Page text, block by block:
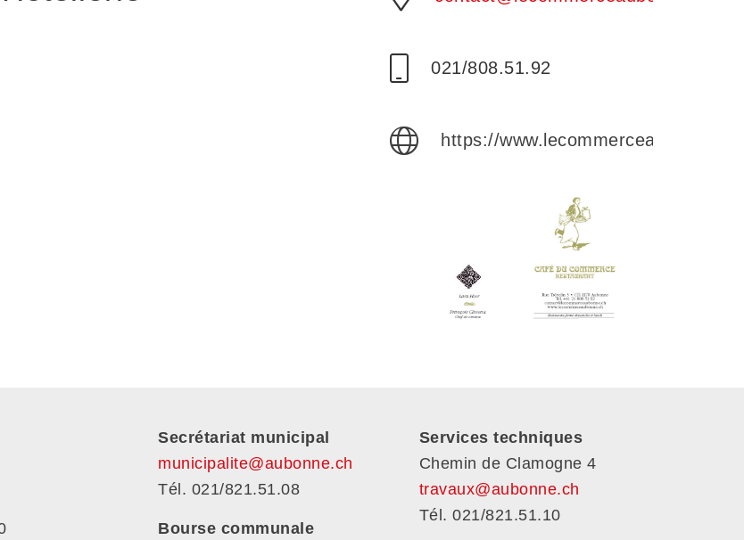
021/808.51.92
https://
Secrétariat municipal
municipalite@aubonne.ch
Tél. 021/821.51.08
Bourse communale
Services techniques
Chemin de Clamogne 4
travaux@aubonne.ch
Tél. 021/821.51.10